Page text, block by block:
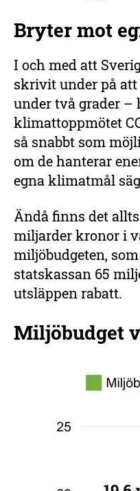
Bryter mot
I och med att
skrivit under på
under två grader –
klimattoppmötet
så snabbt som
om de hanterar
egna klimatmål
Ändå finns det
miljarder kronor i
miljöbudgeten,
statskassan 65
utsläppen rabatt.
Miljöbudget